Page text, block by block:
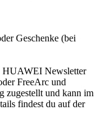
Geschenke (bei
HUAWEI Newsletter
FreeArc und
zugestellt und kann im
findest du auf der